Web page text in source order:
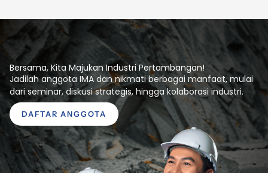
Bersama, Kita Majukan Industri Pertambangan!
Jadilah anggota IMA dan nikmati berbagai manfaat, mulai
dari seminar, diskusi strategis, hingga kolaborasi industri.
DAFTAR ANGGOTA